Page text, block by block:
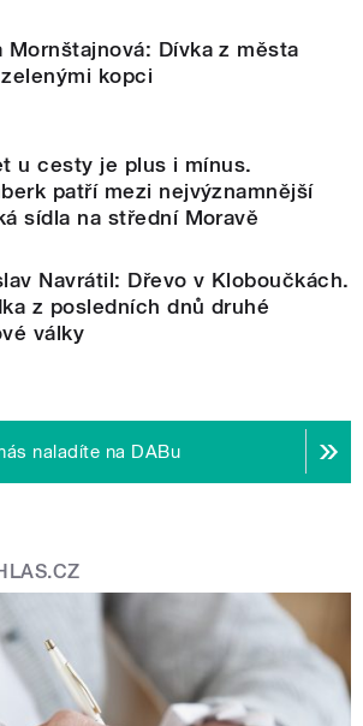
Mornštajnová: Dívka z města
kopci
u cesty je plus i mínus.
patří mezi nejvýznamnější
sídla na střední Moravě
Navrátil: Dřevo v Kloboučkách.
z posledních dnů druhé
války
naladíte na DABu